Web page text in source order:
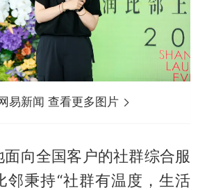
易新闻 查看更多图片
向全国客户的社群综合服
邻秉持“社群有温度，生活